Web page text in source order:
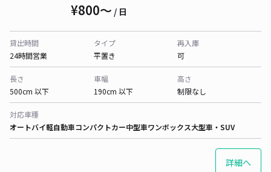
¥800〜 / 日
貸出時間
24時間営業
タイプ
平置き
再入庫
可
長さ
500cm 以下
車幅
190cm 以下
高さ
制限なし
対応車種
オートバイ軽自動車コンパクトカー中型車ワンボックス大型車・SUV
詳細へ